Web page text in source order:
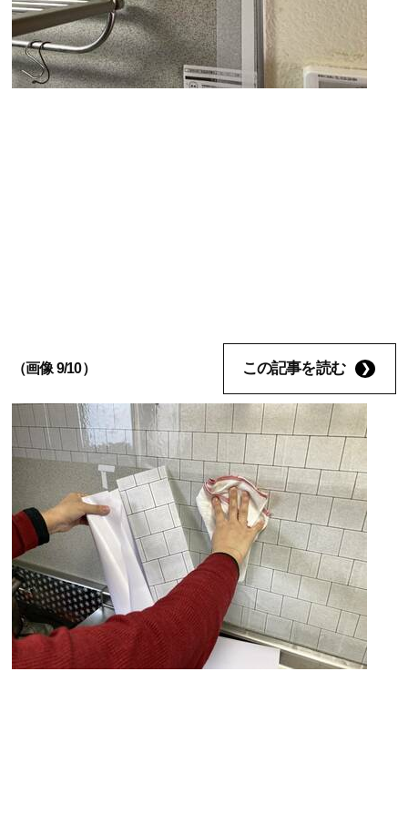
（画像 9/10） この記事を読む